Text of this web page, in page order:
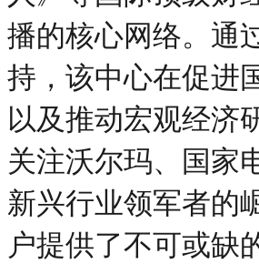
播的核心网络。通
持，该中心在促进
以及推动宏观经济
关注沃尔玛、国家
新兴行业领军者的
户提供了不可或缺